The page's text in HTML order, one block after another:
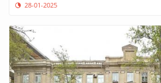
28-01-2025